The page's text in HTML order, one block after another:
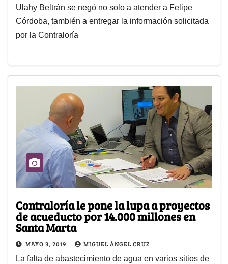
Ulahy Beltrán se negó no solo a atender a Felipe
Córdoba, también a entregar la información solicitada
por la Contraloría
Contraloría le pone la lupa a proyectos
de acueducto por 14.000 millones en
Santa Marta
MAYO 3, 2019 MIGUEL ÁNGEL CRUZ
La falta de abastecimiento de agua en varios sitios de